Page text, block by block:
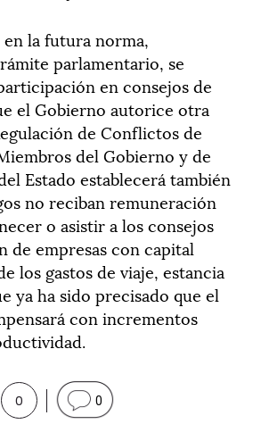
la futura norma,
parlamentario, se
en consejos de
el Gobierno autorice otra
de Conflictos de
del Gobierno y de
Estado establecerá también
no reciban remuneración
o asistir a los consejos
de empresas con capital
los gastos de viaje, estancia
ya ha sido precisado que el
con incrementos
0 0